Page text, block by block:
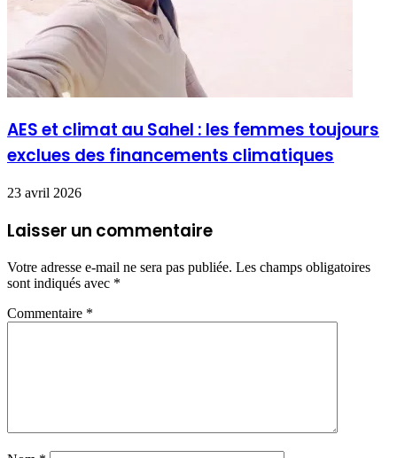
AES et climat au Sahel : les femmes toujours
exclues des financements climatiques
23 avril 2026
Laisser un commentaire
Votre adresse e-mail ne sera pas publiée. Les champs obligatoires
sont indiqués avec *
Commentaire *